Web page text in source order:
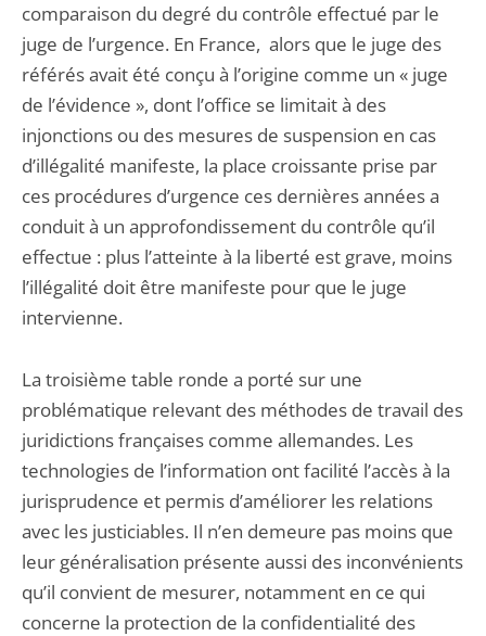
comparaison du degré du contrôle effectué par le
juge de l’urgence. En France, alors que le juge des
référés avait été conçu à l’origine comme un « juge
de l’évidence », dont l’office se limitait à des
injonctions ou des mesures de suspension en cas
d’illégalité manifeste, la place croissante prise par
ces procédures d’urgence ces dernières années a
conduit à un approfondissement du contrôle qu’il
effectue : plus l’atteinte à la liberté est grave, moins
l’illégalité doit être manifeste pour que le juge
intervienne.
La troisième table ronde a porté sur une
problématique relevant des méthodes de travail des
juridictions françaises comme allemandes. Les
technologies de l’information ont facilité l’accès à la
jurisprudence et permis d’améliorer les relations
avec les justiciables. Il n’en demeure pas moins que
leur généralisation présente aussi des inconvénients
qu’il convient de mesurer, notamment en ce qui
concerne la protection de la confidentialité des